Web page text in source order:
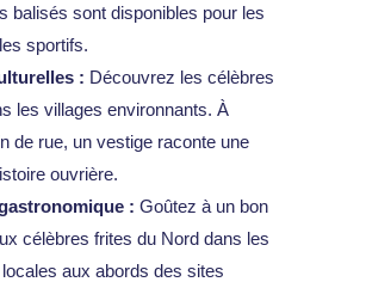
mondial de
l’UNESCO,
vous invite à
plonger
dans…
balisés sont disponibles pour les
sportifs.
: Découvrez les célèbres
les villages environnants. À
de rue, un vestige raconte une
ouvrière.
: Goûtez à un bon
célèbres frites du Nord dans les
aux abords des sites